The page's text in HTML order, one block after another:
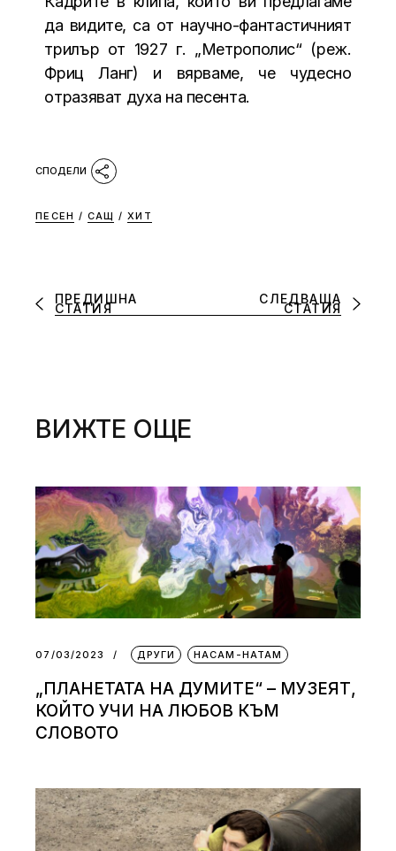
да видите, са от научно-фантастичният
трилър от 1927 г. „Метрополис“ (реж.
Фриц Ланг) и вярваме, че чудесно
отразяват духа на песента.
ПЕСЕН / САЩ / ХИТ
ПРЕДИШНА
СТАТИЯ
СЛЕДВАЩА
СТАТИЯ
ВИЖТЕ ОЩЕ
07/03/2023 ДРУГИ НАСАМ-НАТАМ
„ПЛАНЕТАТА НА ДУМИТЕ“ – МУЗЕЯТ,
КОЙТО УЧИ НА ЛЮБОВ КЪМ
СЛОВОТО